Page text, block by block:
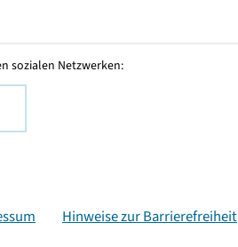
sozialen Netzwerken:
Hinweise zur Barrierefreiheit